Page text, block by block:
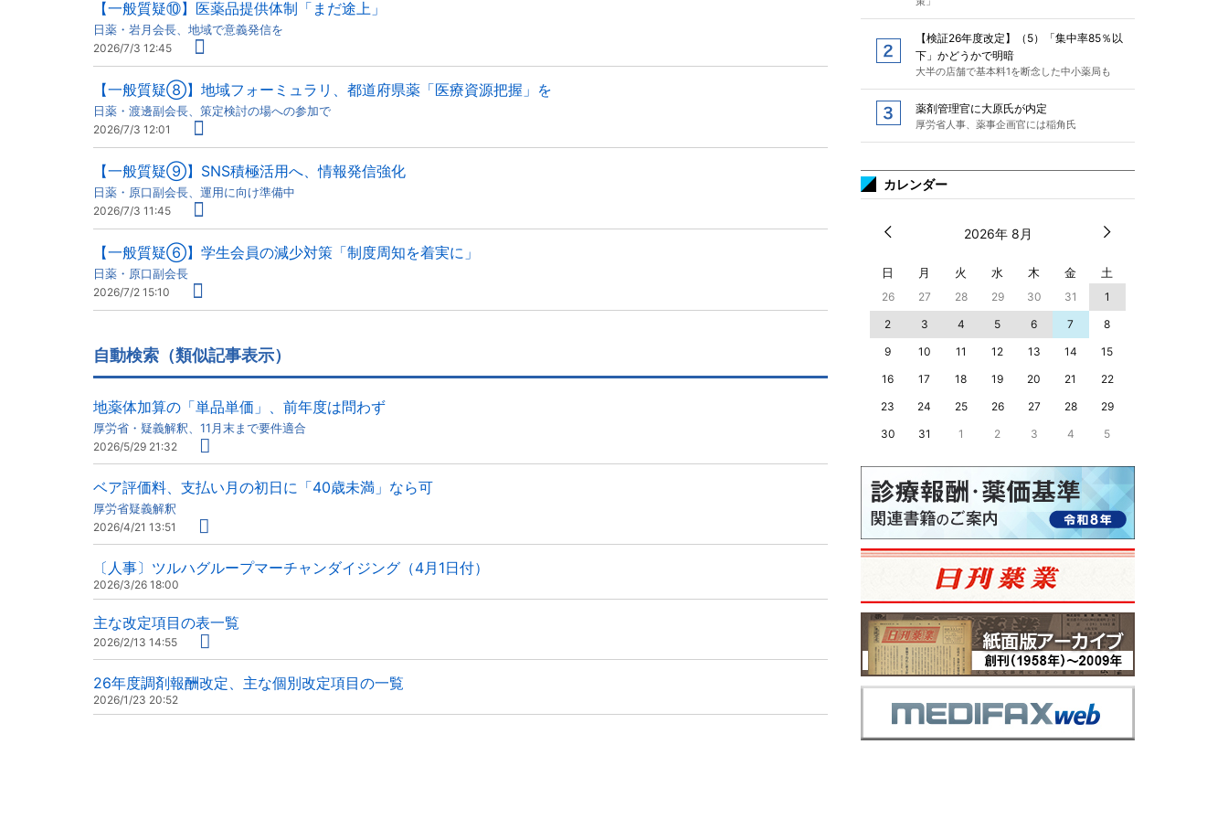
【一般質疑⑩】医薬品提供体制「まだ途上」
日薬・岩月会長、地域で意義発信を
2026/7/3 12:45
【一般質疑⑧】地域フォーミュラリ、都道府県薬「医療資源把握」を
日薬・渡邊副会長、策定検討の場への参加で
2026/7/3 12:01
【一般質疑⑨】SNS積極活用へ、情報発信強化
日薬・原口副会長、運用に向け準備中
2026/7/3 11:45
【一般質疑⑥】学生会員の減少対策「制度周知を着実に」
日薬・原口副会長
2026/7/2 15:10
自動検索（類似記事表示）
地薬体加算の「単品単価」、前年度は問わず
厚労省・疑義解釈、11月末まで要件適合
2026/5/29 21:32
ベア評価料、支払い月の初日に「40歳未満」なら可
厚労省疑義解釈
2026/4/21 13:51
〔人事〕ツルハグループマーチャンダイジング（4月1日付）
2026/3/26 18:00
主な改定項目の表一覧
2026/2/13 14:55
26年度調剤報酬改定、主な個別改定項目の一覧
2026/1/23 20:52
【検証26年度改定】（5）「集中率85％以
下」かどうかで明暗
大半の店舗で基本料1を断念した中小薬局も
薬剤管理官に大原氏が内定
厚労省人事、薬事企画官には稲角氏
カレンダー
2026年 8月
日 月 火 水 木 金 土
26 27 28 29 30 31
1
2
3 4 5 6 7
8
9
10 11 12 13 14
15
16
17 18 19 20 21
22
23
24 25 26 27 28
29
30
31 1 2 3 4 5